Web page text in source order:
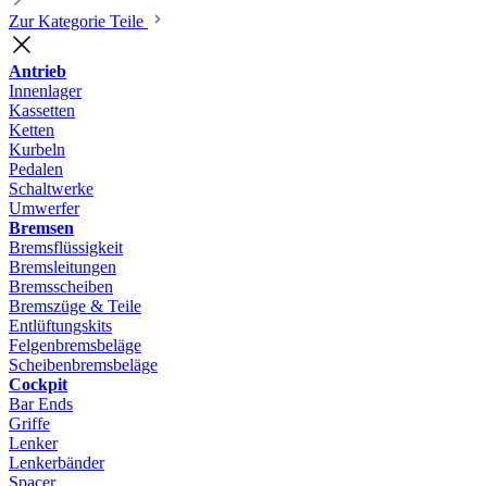
Zur Kategorie Teile
Antrieb
Innenlager
Kassetten
Ketten
Kurbeln
Pedalen
Schaltwerke
Umwerfer
Bremsen
Bremsflüssigkeit
Bremsleitungen
Bremsscheiben
Bremszüge & Teile
Entlüftungskits
Felgenbremsbeläge
Scheibenbremsbeläge
Cockpit
Bar Ends
Griffe
Lenker
Lenkerbänder
Spacer